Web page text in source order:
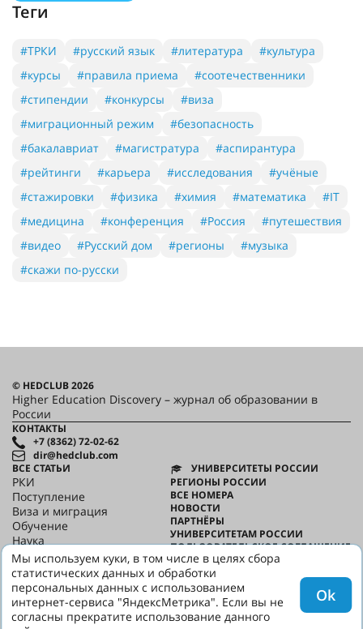
Теги
#ТРКИ #русский язык #литература
#культура
#курсы
#правила приема
#соотечественники
#стипендии
#конкурсы
#виза
#миграционный режим
#безопасность
#бакалавриат
#магистратура
#аспирантура
#рейтинги
#карьера #исследования
#учёные
#стажировки
#физика #химия #математика
#IT
#медицина
#конференция #Россия
#путешествия
#видео
#Русский дом #регионы
#музыка
#скажи по-русски
© HEDCLUB 2026
Higher Education Discovery – журнал об образовании в
России
КОНТАКТЫ
+7 (8362) 72-02-62
dir@hedclub.com
ВСЕ СТАТЬИ
РКИ
Поступление
Виза и миграция
Обучение
Наука
HED_people
Русский дом
Регионы
Культура
Скажи по-русски
УНИВЕРСИТЕТЫ РОССИИ
РЕГИОНЫ РОССИИ
ВСЕ НОМЕРА
НОВОСТИ
ПАРТНЁРЫ
УНИВЕРСИТЕТАМ РОССИИ
ПОЛЬЗОВАТЕЛЬСКОЕ СОГЛАШЕНИЕ
КОНФИДЕНЦИАЛЬНОСТЬ
О HED
Мы используем куки, в том числе в целях сбора
статистических данных и обработки
персональных данных с использованием
интернет-сервиса "ЯндексМетрика". Если вы не
согласны прекратите использование данного
Ok